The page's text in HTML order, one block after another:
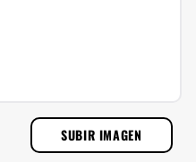
SUBIR IMAGEN